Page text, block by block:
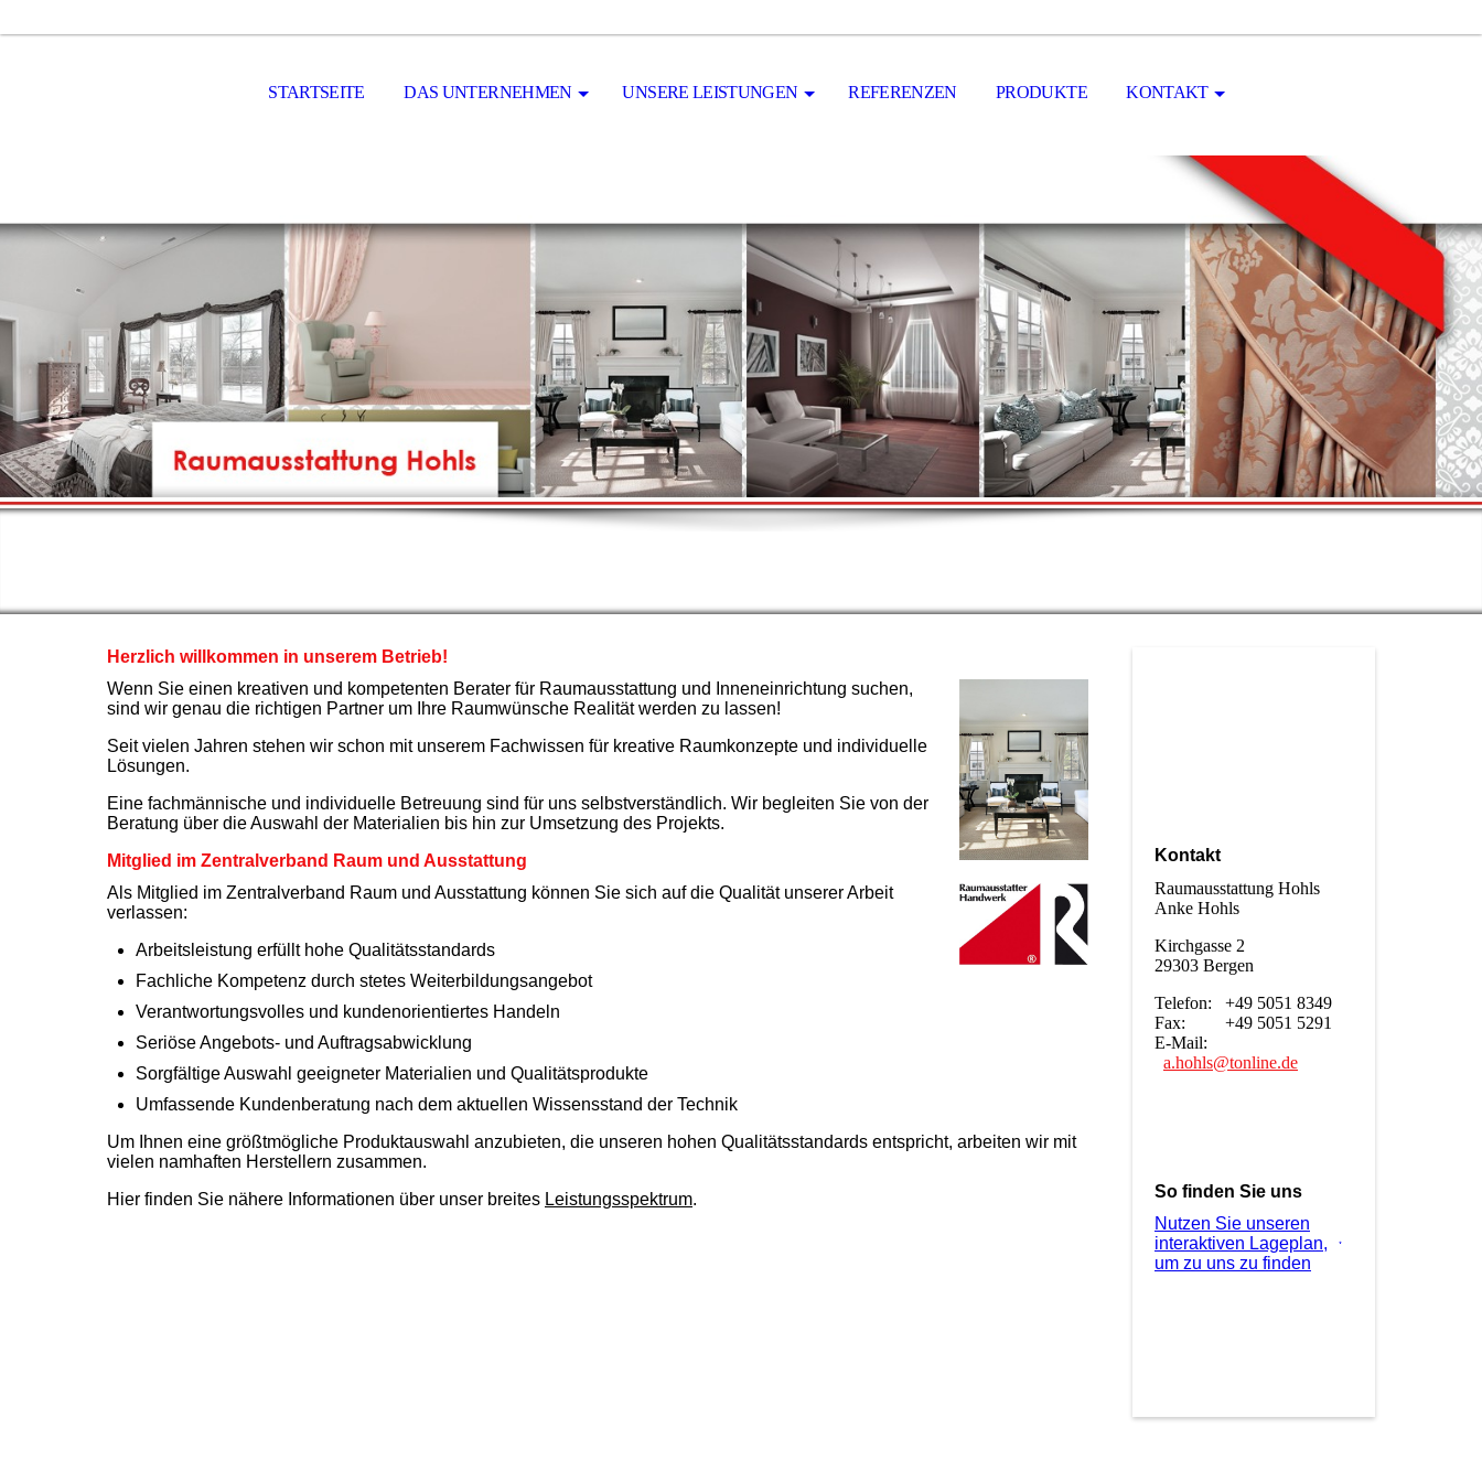
STARTSEITE DAS UNTERNEHMEN UNSERE LEISTUNGEN REFERENZEN PRODUKTE KONTAKT
Herzlich willkommen in unserem Betrieb!
Wenn Sie einen kreativen und kompetenten Berater für Raumausstattung und Inneneinrichtung suchen,
sind wir genau die richtigen Partner um Ihre Raumwünsche Realität werden zu lassen!
Seit vielen Jahren stehen wir schon mit unserem Fachwissen für kreative Raumkonzepte und individuelle
Lösungen.
Eine fachmännische und individuelle Betreuung sind für uns selbstverständlich. Wir begleiten Sie von der
Beratung über die Auswahl der Materialien bis hin zur Umsetzung des Projekts.
Mitglied im Zentralverband Raum und Ausstattung
Als Mitglied im Zentralverband Raum und Ausstattung können Sie sich auf die Qualität unserer Arbeit
verlassen:
Arbeitsleistung erfüllt hohe Qualitätsstandards
Fachliche Kompetenz durch stetes Weiterbildungsangebot
Verantwortungsvolles und kundenorientiertes Handeln
Seriöse Angebots- und Auftragsabwicklung
Sorgfältige Auswahl geeigneter Materialien und Qualitätsprodukte
Umfassende Kundenberatung nach dem aktuellen Wissensstand der Technik
Um Ihnen eine größtmögliche Produktauswahl anzubieten, die unseren hohen Qualitätsstandards entspricht, arbeiten wir mit
vielen namhaften Herstellern zusammen.
Hier finden Sie nähere Informationen über unser breites Leistungsspektrum.
Kontakt
Raumausstattung Hohls
Anke Hohls
Kirchgasse 2
29303 Bergen
Telefon: +49 5051 8349
Fax: +49 5051 5291
E-Mail:
a.hohls@tonline.de
So finden Sie uns
Nutzen Sie unseren
interaktiven La­ge­plan,
um zu uns zu finden